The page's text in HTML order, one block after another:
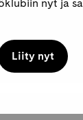
nyt ja
Liity nyt